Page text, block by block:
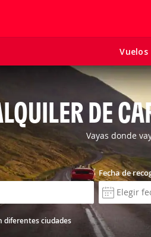
Vuelos
DE
Vayas donde
diferentes ciudades
Fecha de